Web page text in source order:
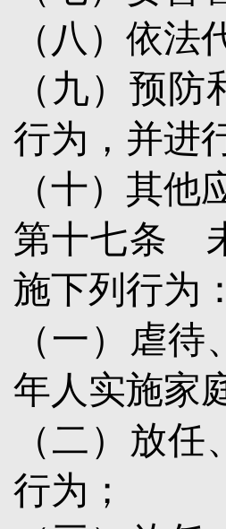
（八）依
（九）预
行为，并进
（十）其
第十七条
施下列行为：
（一）虐
年人实施家
（二）放
行为；